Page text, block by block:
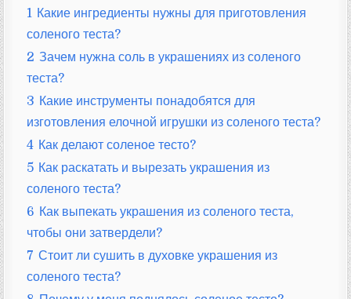
1 Какие ингредиенты нужны для приготовления
соленого теста?
2 Зачем нужна соль в украшениях из соленого
теста?
3 Какие инструменты понадобятся для
изготовления елочной игрушки из соленого теста?
4 Как делают соленое тесто?
5 Как раскатать и вырезать украшения из
соленого теста?
6 Как выпекать украшения из соленого теста,
чтобы они затвердели?
7 Стоит ли сушить в духовке украшения из
соленого теста?